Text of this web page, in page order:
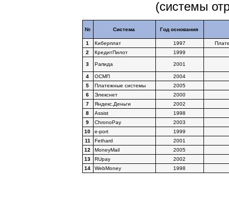
(системы
№ Система Год основания
1 Киберплат 1997
2
КредитПилот 1999
3 Рапида 2001
4 ОСМП
2004
5
Платежные системы
2005
6
Элекснет
2000
7
Яндекс.Деньги
2002
8
Assist
1998
9
ChronoPay
2003
10
e-port
1999
11
Fethard
2001
12
MoneyMail
2005
13
RUpay
2002
14
WebMoney 1998